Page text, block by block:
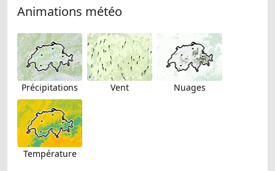
Animations météo
Précipitations Vent Nuages
Température